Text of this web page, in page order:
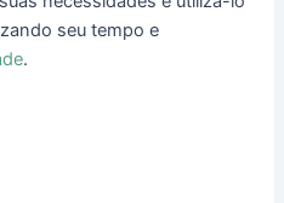
seu tempo e
.